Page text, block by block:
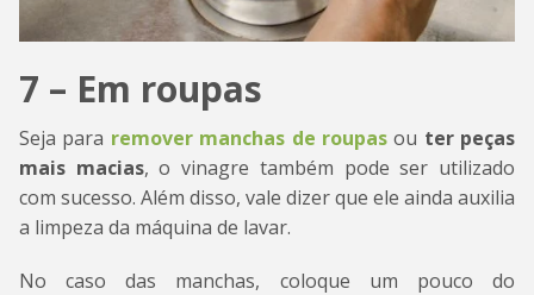
7 – Em roupas
Seja para remover manchas de roupasou ter peças
mais macias, o vinagre também pode ser utilizado
com sucesso. Além disso, vale dizer que ele ainda auxilia
a limpeza da máquina de lavar.
No caso das manchas, coloque um pouco do